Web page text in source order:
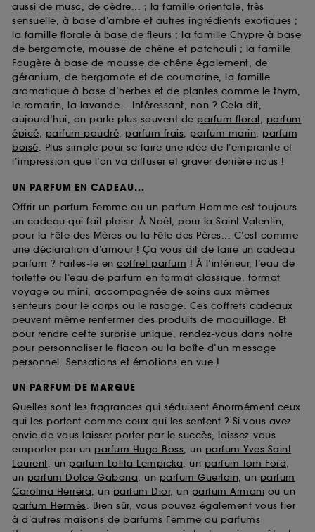
aussi de musc, de cèdre... ; la famille orientale, très
sensuelle, à base d’ambre et autres ingrédients exotiques ;
la famille florale à base de fleurs ; la famille Chypre à base
de bergamote, mousse de chêne et patchouli ; la famille
Fougère à base de mousse de chêne également, de
géranium, de bergamote et de coumarine, la famille
aromatique à base d’herbes et de plantes comme le thym,
le romarin, la lavande... Intéressant, non ? Cela dit,
aujourd’hui, on parle plus souvent de parfum floral, parfum
épicé, parfum poudré, parfum frais, parfum marin, parfum
boisé. Plus simple pour se faire une idée de l’empreinte et
l’impression que l’on va diffuser et graver derrière nous !
UN PARFUM EN CADEAU...
Offrir un parfum Femme ou un parfum Homme est toujours
un cadeau qui fait plaisir. À Noël, pour la Saint-Valentin,
pour la Fête des Mères ou la Fête des Pères... C’est comme
une déclaration d’amour ! Ça vous dit de faire un cadeau
parfum ? Faites-le en coffret parfum ! À l’intérieur, l’eau de
toilette ou l’eau de parfum en format classique, format
voyage ou mini, accompagnée de soins aux mêmes
senteurs pour le corps ou le rasage. Ces coffrets cadeaux
peuvent même renfermer des produits de maquillage. Et
pour rendre cette surprise unique, rendez-vous dans notre
pour personnaliser le flacon ou la boîte d’un message
personnel. Sensations et émotions en vue !
UN PARFUM DE MARQUE
Quelles sont les fragrances qui séduisent énormément ceux
qui les portent comme ceux qui les sentent ? Si vous avez
envie de vous laisser porter par le succès, laissez-vous
emporter par un parfum Hugo Boss, un parfum Yves Saint
Laurent, un parfum Lolita Lempicka, un parfum Tom Ford,
un parfum Dolce Gabana, un parfum Guerlain, un parfum
Carolina Herrera, un parfum Dior, un parfum Armani ou un
parfum Hermès. Bien sûr, vous pouvez également vous fier
à d’autres maisons de parfums Femme ou parfums